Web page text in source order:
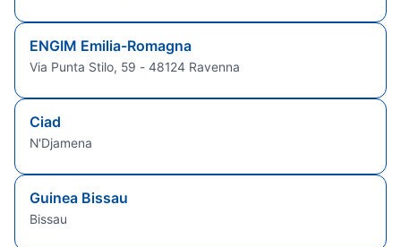
ENGIM Emilia-Romagna
Via Punta Stilo, 59 - 48124 Ravenna
Ciad
N'Djamena
Guinea Bissau
Bissau